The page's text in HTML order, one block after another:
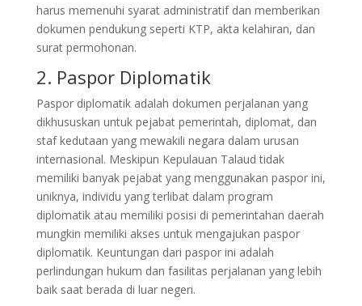
harus memenuhi syarat administratif dan memberikan
dokumen pendukung seperti KTP, akta kelahiran, dan
surat permohonan.
2. Paspor Diplomatik
Paspor diplomatik adalah dokumen perjalanan yang
dikhususkan untuk pejabat pemerintah, diplomat, dan
staf kedutaan yang mewakili negara dalam urusan
internasional. Meskipun Kepulauan Talaud tidak
memiliki banyak pejabat yang menggunakan paspor ini,
uniknya, individu yang terlibat dalam program
diplomatik atau memiliki posisi di pemerintahan daerah
mungkin memiliki akses untuk mengajukan paspor
diplomatik. Keuntungan dari paspor ini adalah
perlindungan hukum dan fasilitas perjalanan yang lebih
baik saat berada di luar negeri.